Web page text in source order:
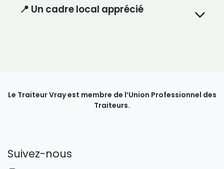
📍 Un cadre local apprécié
Le Traiteur Vray est membre de l’Union Professionnel des
Traiteurs.
Suivez-nous